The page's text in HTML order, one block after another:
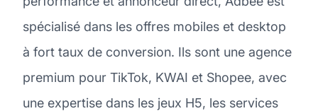
spécialisé dans les offres mobiles et desktop
à fort taux de conversion. Ils sont une agence
premium pour TikTok, KWAI et Shopee, avec
une expertise dans les jeux H5, les services